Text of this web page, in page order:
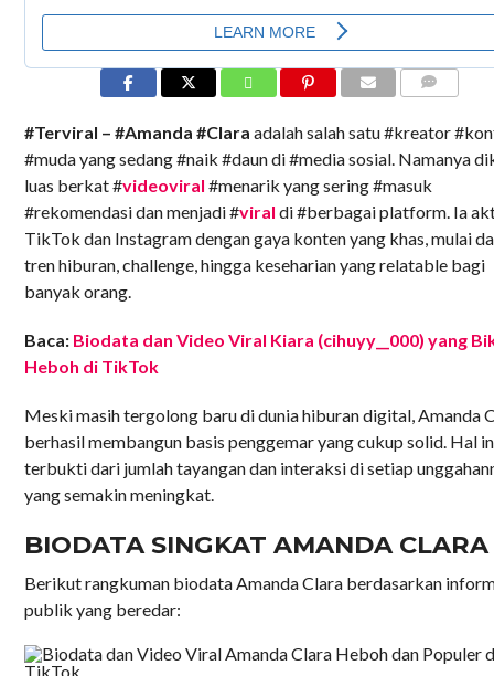
#Terviral – #Amanda #Clara adalah salah satu #kreator
#muda yang sedang #naik #daun di #media sosial. Namanya
luas berkat #videoviral #menarik yang sering #masuk
#rekomendasi dan menjadi #viraldi #berbagai platform. Ia
TikTok dan Instagram dengan gaya konten yang khas, mulai
tren hiburan, challenge, hingga keseharian yang relatable bagi
banyak orang.
Baca: Biodata dan Video Viral Kiara (cihuyy__000) yang
Heboh di TikTok
Meski masih tergolong baru di dunia hiburan digital, Amanda
berhasil membangun basis penggemar yang cukup solid. Hal
terbukti dari jumlah tayangan dan interaksi di setiap
yang semakin meningkat.
BIODATA SINGKAT AMANDA CLARA
Berikut rangkuman biodata Amanda Clara berdasarkan
publik yang beredar: